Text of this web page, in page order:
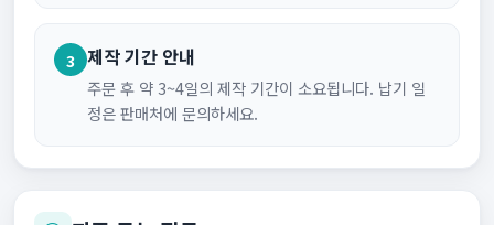
3 제작 기간 안내
주문 후 약 3~4일의 제작 기간이 소요됩니다. 납기 일
정은 판매처에 문의하세요.